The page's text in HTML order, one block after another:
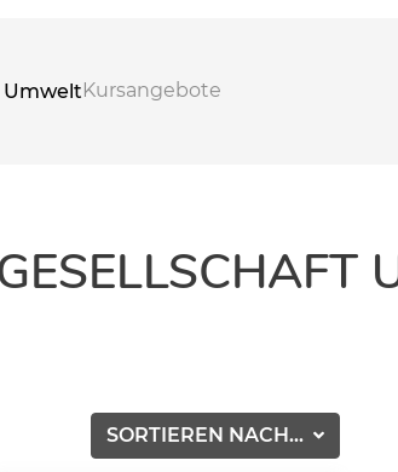
UmweltKursangebote
SORTIEREN NACH...